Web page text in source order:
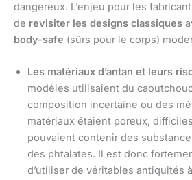
dangereux. L’enjeu pour les
de revisiter les designs classiques
body-safe (sûrs pour le corps)
Les matériaux d’antan et leurs
modèles utilisaient du
composition incertaine ou des
matériaux étaient poreux,
pouvaient contenir des
des phtalates. Il est donc
d’utiliser de véritables antiquités